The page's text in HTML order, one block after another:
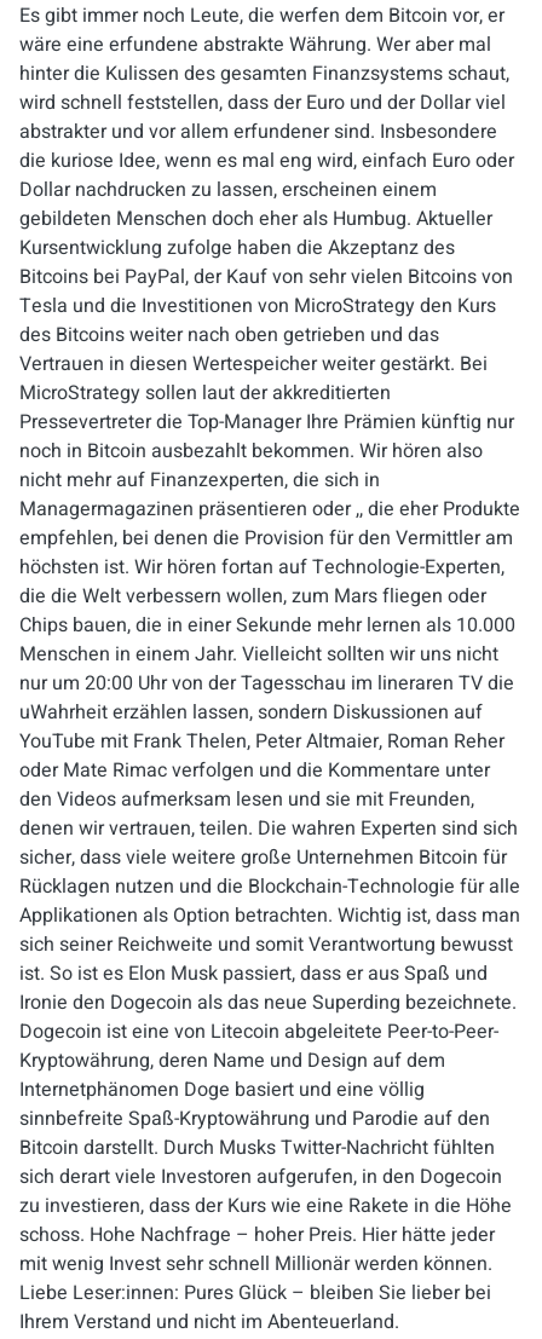
Es gibt immer noch Leute, die werfen dem Bitcoin vor, er
wäre eine erfundene abstrakte Währung. Wer aber mal
hinter die Kulissen des gesamten Finanzsystems schaut,
wird schnell feststellen, dass der Euro und der Dollar viel
abstrakter und vor allem erfundener sind. Insbesondere
die kuriose Idee, wenn es mal eng wird, einfach Euro oder
Dollar nachdrucken zu lassen, erscheinen einem
gebildeten Menschen doch eher als Humbug. Aktueller
Kursentwicklung zufolge haben die Akzeptanz des
Bitcoins bei PayPal, der Kauf von sehr vielen Bitcoins von
Tesla und die Investitionen von MicroStrategy den Kurs
des Bitcoins weiter nach oben getrieben und das
Vertrauen in diesen Wertespeicher weiter gestärkt. Bei
MicroStrategysollen laut der akkreditierten
Pressevertreter die Top-Manager Ihre Prämien künftig nur
noch in Bitcoin ausbezahlt bekommen. Wir hören also
nicht mehr auf Finanzexperten, die sich in
Managermagazinen präsentieren oder ,, die eher Produkte
empfehlen, bei denen die Provision für den Vermittler am
höchsten ist. Wir hören fortan auf Technologie-Experten,
die die Welt verbessern wollen, zum Mars fliegen oder
Chips bauen, die in einer Sekunde mehr lernen als 10.000
Menschen in einem Jahr. Vielleicht sollten wir uns nicht
nur um 20:00 Uhr von der Tagesschau im lineraren TV die
uWahrheit erzählen lassen, sondern Diskussionen auf
YouTube mit Frank Thelen, Peter Altmaier, Roman Reher
oder Mate Rimac verfolgen und die Kommentare unter
den Videos aufmerksam lesen und sie mit Freunden,
denen wir vertrauen, teilen. Die wahren Experten sind sich
sicher, dass viele weitere große Unternehmen Bitcoin für
Rücklagen nutzen und die Blockchain-Technologie für alle
Applikationen als Option betrachten. Wichtig ist, dass man
sich seiner Reichweite und somit Verantwortung bewusst
ist. So ist es Elon Musk passiert, dass er aus Spaß und
Ironie den Dogecoin als das neue Superding bezeichnete.
Dogecoin ist eine von Litecoin abgeleitete Peer-to-Peer-
Kryptowährung, deren Name und Design auf dem
Internetphänomen Doge basiert und eine völlig
sinnbefreite Spaß-Kryptowährung und Parodie auf den
Bitcoin darstellt. Durch Musks Twitter-Nachricht fühlten
sich derart viele Investoren aufgerufen, in den Dogecoin
zu investieren, dass der Kurs wie eine Rakete in die Höhe
schoss. Hohe Nachfrage – hoher Preis. Hier hätte jeder
mit wenig Invest sehr schnell Millionär werden können.
Liebe Leser:innen: Pures Glück – bleiben Sie lieber bei
Ihrem Verstand und nicht im Abenteuerland.